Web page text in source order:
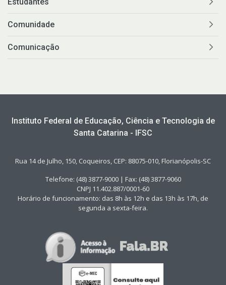
Comunidade
Comunicação
Instituto Federal de Educação, Ciência e Tecnologia de
Santa Catarina - IFSC
Rua 14 de Julho, 150, Coqueiros, CEP: 88075-010, Florianópolis-SC
Telefone: (48) 3877-9000 | Fax: (48) 3877-9060
CNPJ 11.402.887/0001-60
Horário de funcionamento: das 8h às 12h e das 13h às 17h, de
segunda a sexta-feira.